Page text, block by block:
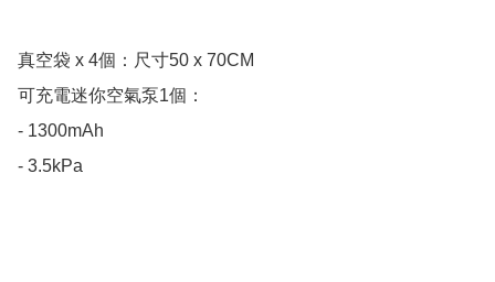
真空袋 x 4個：尺寸50 x 70CM
可充電迷你空氣泵1個：
- 1300mAh
- 3.5kPa